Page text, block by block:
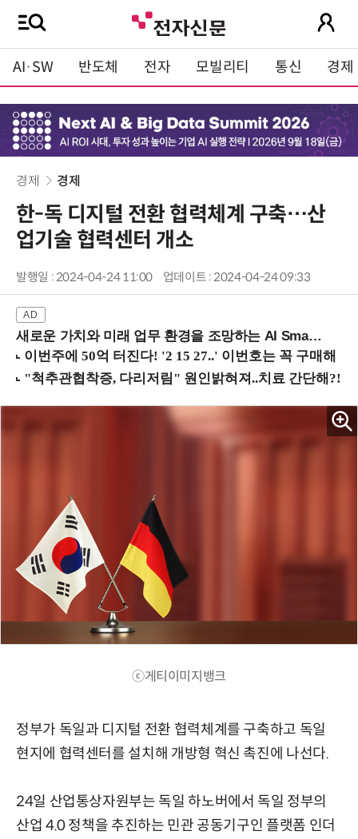
AI·SW 반도체 전자 모빌리티 통신 경제
경제 경제
한-독 디지털 전환 협력체계 구축…산
업기술 협력센터 개소
발행일 : 2024-04-24 11:00 업데이트 : 2024-04-24 09:33
새로운 가치와 미래 업무 환경을 조망하는 AI Smart Work Summit 2026 (9/11 코엑스)
ⓒ게티이미지뱅크
정부가 독일과 디지털 전환 협력체계를 구축하고 독일
현지에 협력센터를 설치해 개방형 혁신 촉진에 나선다.
24일 산업통상자원부는 독일 하노버에서 독일 정부의
산업 4.0 정책을 추진하는 민관 공동기구인 플랫폼 인더